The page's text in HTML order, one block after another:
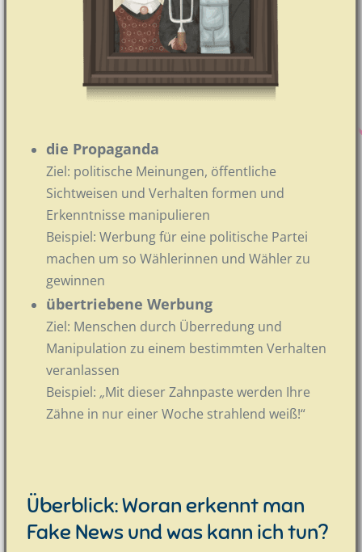
die Propaganda
Ziel: politische Meinungen, öffentliche
Sichtweisen und Verhalten formen und
Erkenntnisse manipulieren
Beispiel: Werbung für eine politische Partei
machen um so Wählerinnen und Wähler zu
gewinnen
übertriebene Werbung
Ziel: Menschen durch Überredung und
Manipulation zu einem bestimmten Verhalten
veranlassen
Beispiel: „Mit dieser Zahnpaste werden Ihre
Zähne in nur einer Woche strahlend weiß!“
Überblick: Woran erkennt man
Fake News und was kann ich tun?